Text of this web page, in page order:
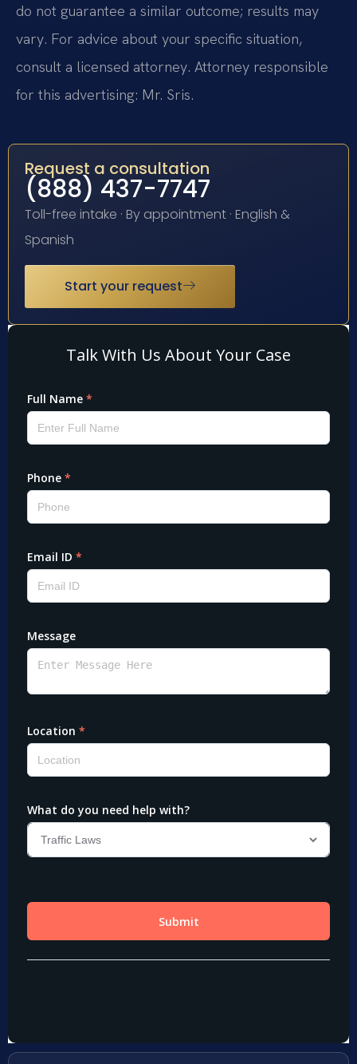
do not guarantee a similar outcome; results may
vary. For advice about your specific situation,
consult a licensed attorney. Attorney responsible
for this advertising: Mr. Sris.
Request a consultation
(888) 437-7747
Toll-free intake · By appointment · English &
Spanish
Start your request